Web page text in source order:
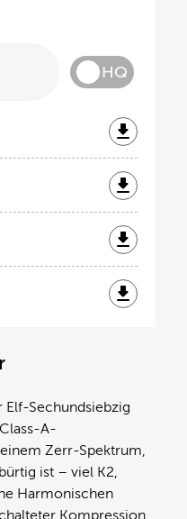
HQ
Sechundsiebzig
A-
Zerr-Spektrum,
ist – viel K2,
Harmonischen